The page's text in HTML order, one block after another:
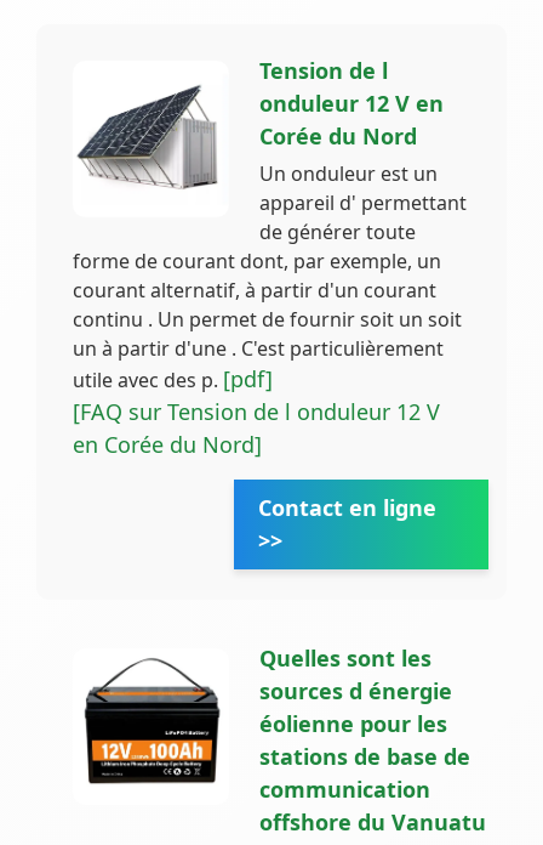
Tension de l
onduleur 12 V en
Corée du Nord
Un onduleur est un
appareil d' permettant
de générer toute
forme de courant dont, par exemple, un
courant alternatif, à partir d'un courant
continu . Un permet de fournir soit un soit
un à partir d'une . C'est particulièrement
utile avec des p. [pdf]
[FAQ sur Tension de l onduleur 12 V
en Corée du Nord]
Contact en ligne
>>
Quelles sont les
sources d énergie
éolienne pour les
stations de base de
communication
offshore du Vanuatu